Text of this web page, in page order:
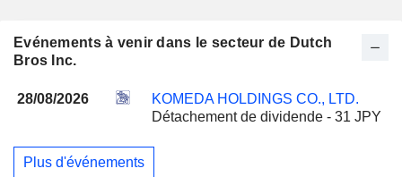
Evénements à venir dans le secteur de Dutch
Bros Inc.
28/08/2026
KOMEDA HOLDINGS CO., LTD.
Détachement de dividende - 31 JPY
Plus d'événements